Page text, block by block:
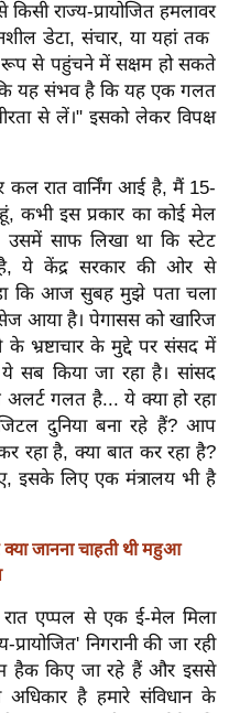
राज्य-प्रायोजित हमलावर
डेटा, संचार, या यहां तक
रूप से पहुंचने में सक्षम हो सकते
यह संभव है कि यह एक गलत
से लें।" इसको लेकर विपक्ष
कल रात वार्निंग आई है, मैं 15-
कभी इस प्रकार का कोई मेल
उसमें साफ लिखा था कि स्टेट
है, ये केंद्र सरकार की ओर से
कहा कि आज सुबह मुझे पता चला
आया है। पेगासस को खारिज
भ्रष्टाचार के मुद्दे पर संसद में
सब किया जा रहा है। सांसद
गलत है... ये क्या हो रहा
दुनिया बना रहे हैं? आप
रहा है, क्या बात कर रहा है?
इसके लिए एक मंत्रालय भी है
क्या जानना चाहती थी महुआ
एप्पल से एक ई-मेल मिला
निगरानी की जा रही
हैक किए जा रहे हैं और इससे
अधिकार है हमारे संविधान के